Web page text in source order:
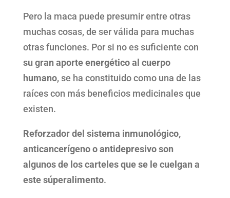
Pero la maca puede presumir entre otras
muchas cosas, de ser válida para muchas
otras funciones. Por si no es suficiente con
su gran aporte energético al cuerpo
humano, se ha constituido como una de las
raíces con más beneficios medicinales que
existen.
Reforzador del sistema inmunológico,
anticancerígeno o antidepresivo son
algunos de los carteles que se le cuelgan a
este súperalimento.